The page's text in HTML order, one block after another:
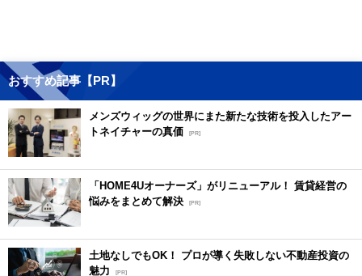
おすすめ記事【PR】
メンズウィッグの世界にまた新たな技術を投入したアー
トネイチャーの真価 [PR]
「HOME4Uオーナーズ」がリニューアル！ 賃貸経営の
悩みをまとめて解決 [PR]
土地なしでもOK！ プロが導く失敗しない不動産投資の
魅力
[PR]